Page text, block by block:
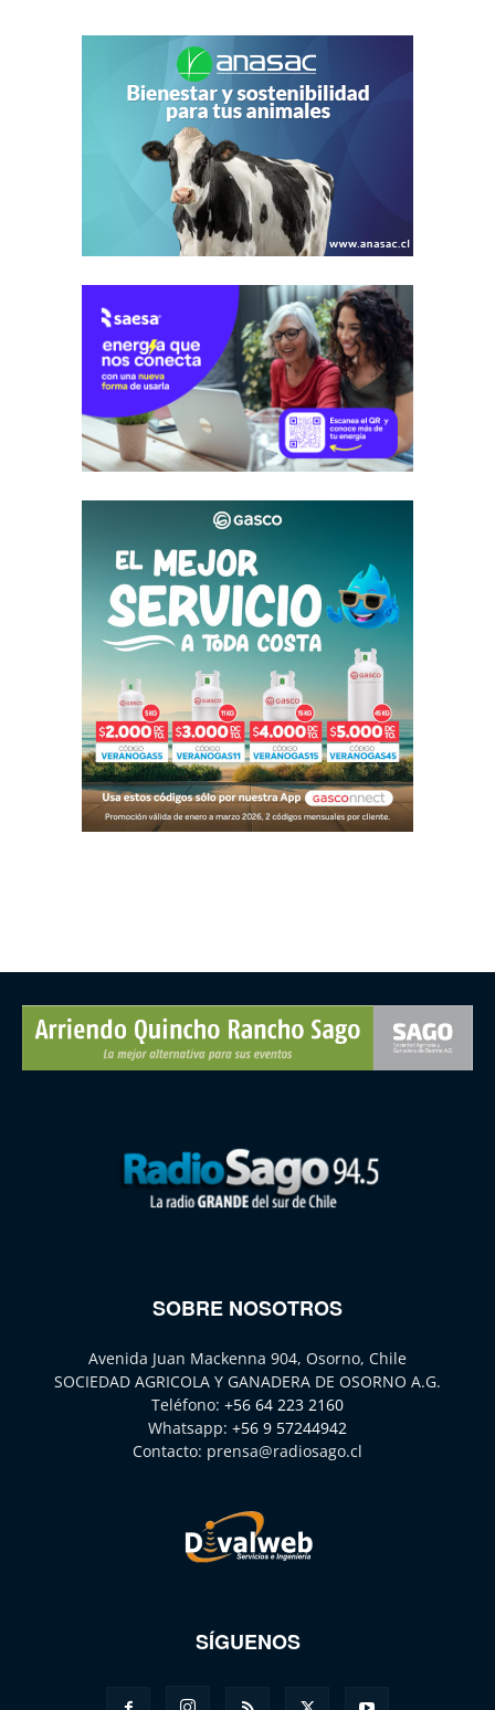
SOBRE NOSOTROS
Avenida Juan Mackenna 904, Osorno, Chile
SOCIEDAD AGRICOLA Y GANADERA DE OSORNO A.G.
Teléfono: +56 64 223 2160
Whatsapp: +56 9 57244942
Contacto: prensa@radiosago.cl
SÍGUENOS